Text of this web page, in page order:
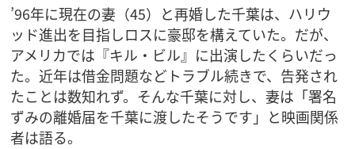
’96年に現在の妻（45）と再婚した千葉は、ハリウ
ッド進出を目指しロスに豪邸を構えていた。だが、
アメリカでは『キル・ビル』に出演したくらいだっ
た。近年は借金問題などトラブル続きで、告発され
たことは数知れず。そんな千葉に対し、妻は「署名
ずみの離婚届を千葉に渡したそうです」と映画関係
者は語る。